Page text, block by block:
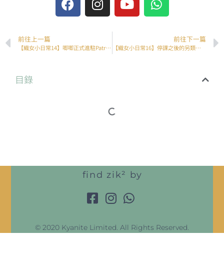
前往上一篇
【織女小日常14】唧唧正式進駐Patreon平台
前往下一篇
【織女小日常16】停課之後的另類忙碌
目錄
find zik² by
© 2020 Kyanite Limited. All Rights Reserved.